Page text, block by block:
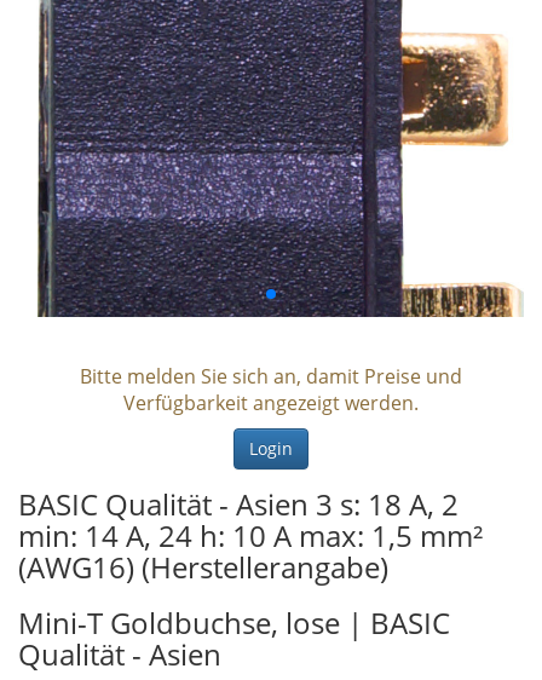
Bitte melden Sie sich an, damit Preise und
Verfügbarkeit angezeigt werden.
Login
BASIC Qualität - Asien 3 s: 18 A, 2
min: 14 A, 24 h: 10 A max: 1,5 mm²
(AWG16) (Herstellerangabe)
Mini-T Goldbuchse, lose | BASIC
Qualität - Asien